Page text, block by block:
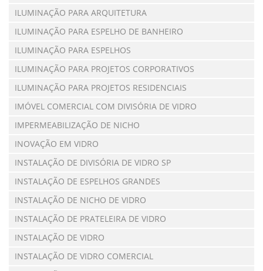
ILUMINAÇÃO PARA ARQUITETURA
ILUMINAÇÃO PARA ESPELHO DE BANHEIRO
ILUMINAÇÃO PARA ESPELHOS
ILUMINAÇÃO PARA PROJETOS CORPORATIVOS
ILUMINAÇÃO PARA PROJETOS RESIDENCIAIS
IMÓVEL COMERCIAL COM DIVISÓRIA DE VIDRO
IMPERMEABILIZAÇÃO DE NICHO
INOVAÇÃO EM VIDRO
INSTALAÇÃO DE DIVISÓRIA DE VIDRO SP
INSTALAÇÃO DE ESPELHOS GRANDES
INSTALAÇÃO DE NICHO DE VIDRO
INSTALAÇÃO DE PRATELEIRA DE VIDRO
INSTALAÇÃO DE VIDRO
INSTALAÇÃO DE VIDRO COMERCIAL